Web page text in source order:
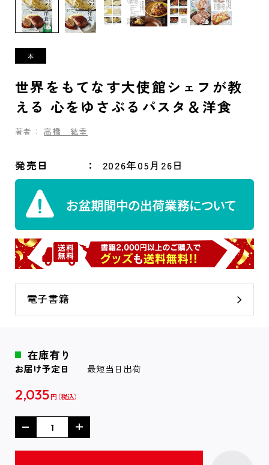
世界をもてなす大使館シェフが教
える 心をゆさぶるパスタ＆洋食
著者： 高橋 紘幸
発売日 2026年05月26日
電子書籍
在庫有り
お届け予定日 最短当日出荷
2,035 円